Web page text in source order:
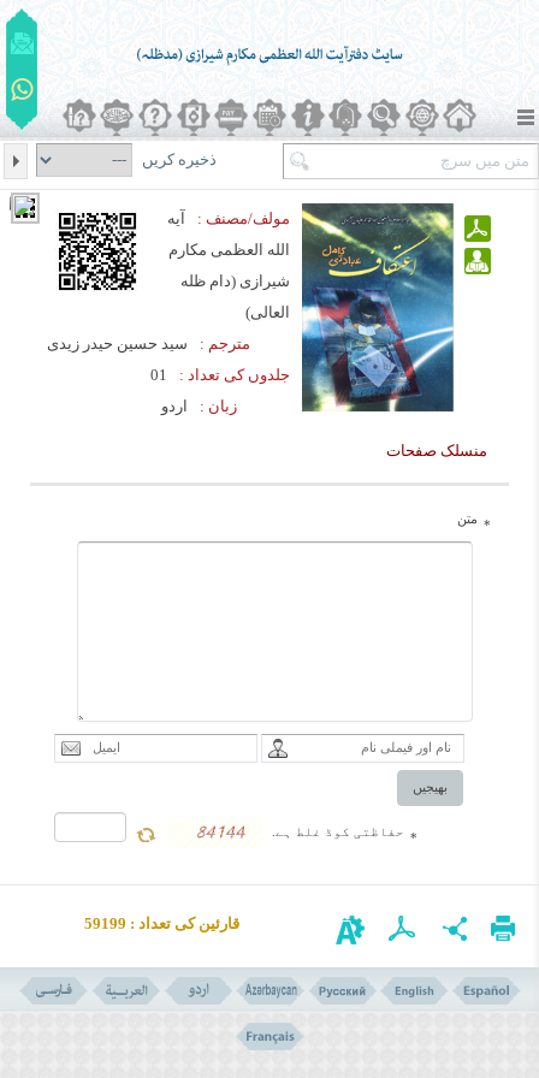
ذخیره کریں
مولف/مصنف :
آیه
الله العظمی مکارم
شیرازی (دام ظله
العالی)
مترجم :
سید حسین حیدر زیدی
جلدوں کی تعداد :
01
زبان :
اردو
منسلک صفحات
* متن
بھیجیں
* حفاظتی کوڈ غلط ہے.
قارئین کی تعداد : 59199